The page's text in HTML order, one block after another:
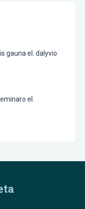
gauna el. dalyvio
el.